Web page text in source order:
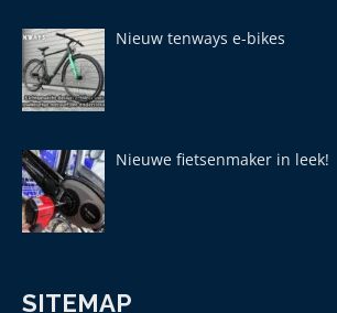
Nieuw tenways e-bikes
Nieuwe fietsenmaker in leek!
SITEMAP